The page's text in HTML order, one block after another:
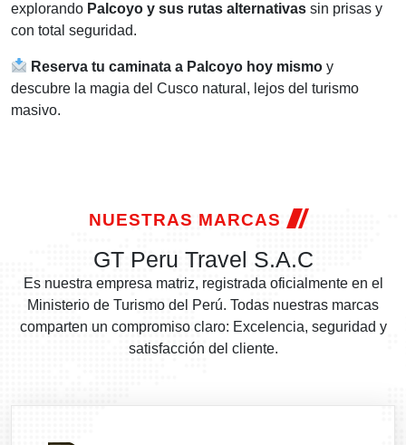
explorando Palcoyo y sus rutas alternativas sin prisas y
con total seguridad.
Reserva tu caminata a Palcoyo hoy mismo y
descubre la magia del Cusco natural, lejos del turismo
masivo.
NUESTRAS MARCAS
GT Peru Travel S.A.C
Es nuestra empresa matriz, registrada oficialmente en el
Ministerio de Turismo del Perú. Todas nuestras marcas
comparten un compromiso claro: Excelencia, seguridad y
satisfacción del cliente.